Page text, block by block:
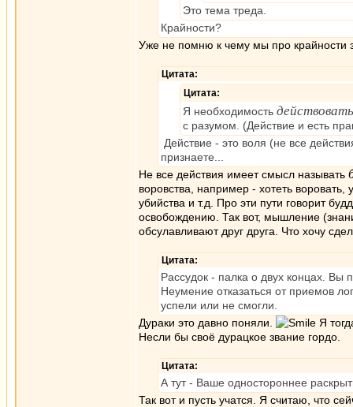
Это тема треда.
Крайности?
Уже не помню к чему мы про крайности
Цитата:
Цитата:
Я необходимость действовать
с разумом. (Действие и есть
Действие - это воля (не все
признаете...
Не все действия имеет смысл называть
воровства, например - хотеть воровать,
убийства и т.д. Про эти пути говорит
освобождению. Так вот, мышление
обсулавливают друг друга. Что хочу
Цитата:
Рассудок - палка о двух концах.
Неумение отказаться от приемов
успели или не смогли.
Дураки это давно поняли.
Я
Несли бы своё дурацкое звание гордо.
Цитата:
А тут - Ваше одностороннее
Так вот и пусть учатся. Я считаю, что